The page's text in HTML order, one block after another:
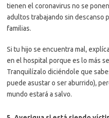
tienen el coronavirus no se
adultos trabajando sin descanso
familias.
Si tu hijo se encuentra mal,
en el hospital porque es lo más
Tranquilízalo diciéndole que
puede asustar o ser aburrido),
mundo estará a salvo.